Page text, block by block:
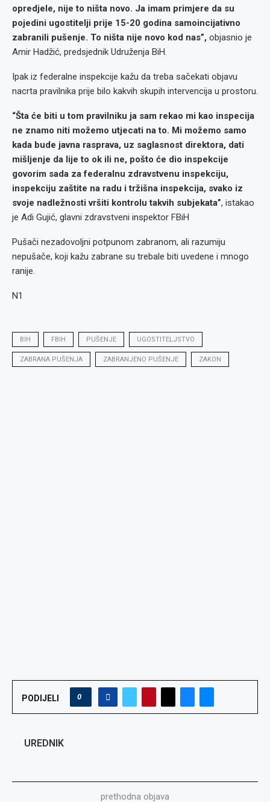
opredjele, nije to ništa novo. Ja imam primjere da su
pojedini ugostitelji prije 15-20 godina samoincijativno
zabranili pušenje. To ništa nije novo kod nas”, objasnio je
Amir Hadžić, predsjednik Udruženja BiH.
Ipak iz federalne inspekcije kažu da treba sačekati objavu
nacrta pravilnika prije bilo kakvih skupih intervencija u prostoru.
“Šta će biti u tom pravilniku ja sam rekao mi kao inspecija
ne znamo niti možemo utjecati na to. Mi možemo samo
kada bude javna rasprava, uz saglasnost direktora, dati
mišljenje da lije to ok ili ne, pošto će dio inspekcije
govorim sada za federalnu zdravstvenu inspekciju,
inspekciju zaštite na radu i tržišna inspekcija, svako iz
svoje nadležnosti vršiti kontrolu takvih subjekata”, istakao
je Adi Gujić, glavni zdravstveni inspektor FBiH
Pušači nezadovoljni potpunom zabranom, ali razumiju
nepušače, koji kažu zabrane su trebale biti uvedene i mnogo
ranije.
N1
BIH FBIH PUŠENJE UGOSTITELJSTVO
ZABRANA PUŠENJA ZABRANJENO PUŠENJE ZAKON
PODIJELI 0
UREDNIK
prethodna objava